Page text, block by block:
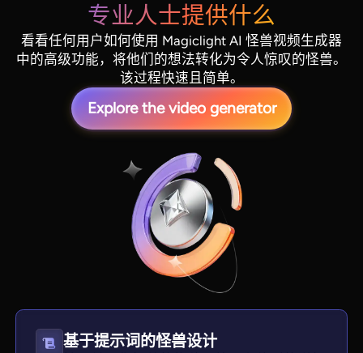
专业人士提供什么
看看任何用户如何使用 Magiclight AI 怪兽视频生成器
中的高级功能，将他们的想法转化为令人惊叹的怪兽。
该过程快速且简单。
Explore the video generator
基于提示词的怪兽设计